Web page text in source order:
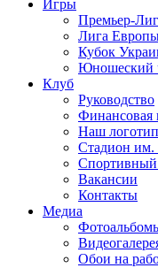
Игры
Премьер-
Лига
Кубок
Юношеский
Клуб
Руководство
Финансовая
Наш логотип
Стадион им.
Спортивный
Вакансии
Контакты
Медиа
Обои на